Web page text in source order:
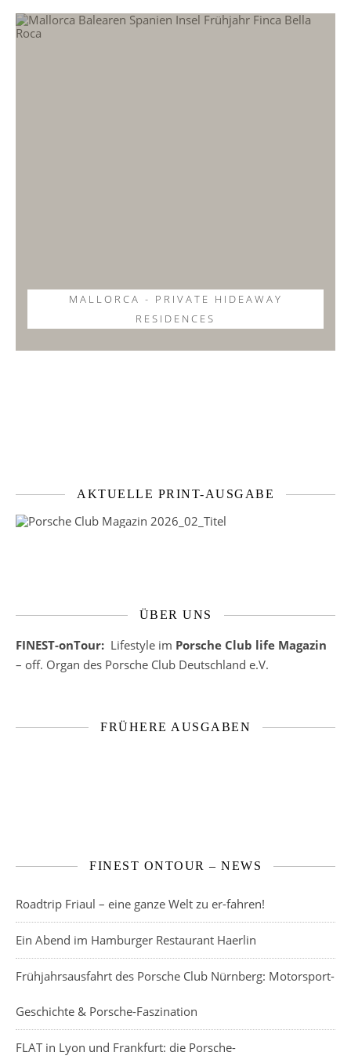
MALLORCA - PRIVATE HIDEAWAY
RESIDENCES
AKTUELLE PRINT-AUSGABE
ÜBER UNS
FINEST-onTour: Lifestyle im Porsche Club life Magazin
– off. Organ des Porsche Club Deutschland e.V.
FRÜHERE AUSGABEN
FINEST ONTOUR – NEWS
Roadtrip Friaul – eine ganze Welt zu er-fahren!
Ein Abend im Hamburger Restaurant Haerlin
Frühjahrsausfahrt des Porsche Club Nürnberg: Motorsport-
Geschichte & Porsche-Faszination
FLAT in Lyon und Frankfurt: die Porsche-